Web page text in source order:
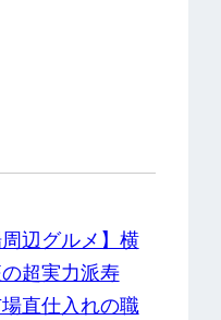
周辺グルメ】横
超実力派寿
直仕入れの職